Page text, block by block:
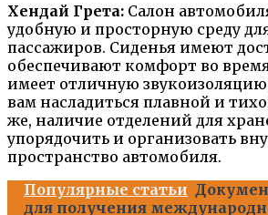
Хендай Грета: Салон
удобную и просторную среду
пассажиров. Сиденья имеют
обеспечивают комфорт во
имеет отличную
вам насладиться плавной и
же, наличие отделений для
упорядочить и организовать
пространство автомобиля.
Популярные статьи
для получения